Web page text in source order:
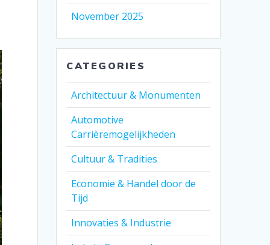
November 2025
CATEGORIES
Architectuur & Monumenten
Automotive
Carrièremogelijkheden
Cultuur & Tradities
Economie & Handel door de
Tijd
Innovaties & Industrie